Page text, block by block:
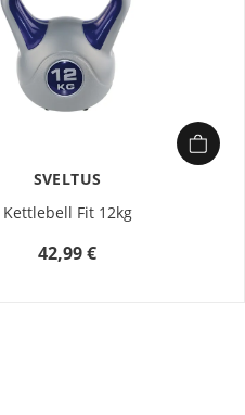
SVELTUS
Kettlebell Fit 12kg
42,99 €